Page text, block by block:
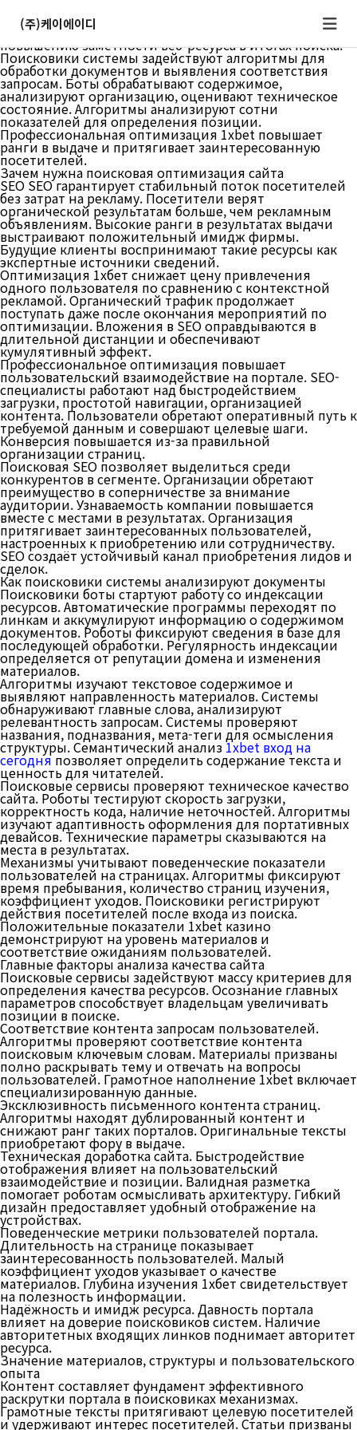
(주)케이에이디
оценивают порталы
SEO представляет собой совокупность методов по
повышению заметности веб-ресурса в итогах поиска.
Поисковики системы задействуют алгоритмы для
обработки документов и выявления соответствия
запросам. Боты обрабатывают содержимое,
анализируют организацию, оценивают техническое
состояние. Алгоритмы анализируют сотни
показателей для определения позиции.
Профессиональная оптимизация 1xbet повышает
ранги в выдаче и притягивает заинтересованную
посетителей.
Зачем нужна поисковая оптимизация сайта
SEO SEO гарантирует стабильный поток посетителей
без затрат на рекламу. Посетители верят
органической результатам больше, чем рекламным
объявлениям. Высокие ранги в результатах выдачи
выстраивают положительный имидж фирмы.
Будущие клиенты воспринимают такие ресурсы как
экспертные источники сведений.
Оптимизация 1хбет снижает цену привлечения
одного пользователя по сравнению с контекстной
рекламой. Органический трафик продолжает
поступать даже после окончания мероприятий по
оптимизации. Вложения в SEO оправдываются в
длительной дистанции и обеспечивают
кумулятивный эффект.
Профессиональное оптимизация повышает
пользовательский взаимодействие на портале. SEO-
специалисты работают над быстродействием
загрузки, простотой навигации, организацией
контента. Пользователи обретают оперативный путь к
требуемой данным и совершают целевые шаги.
Конверсия повышается из-за правильной
организации страниц.
Поисковая SEO позволяет выделиться среди
конкурентов в сегменте. Организации обретают
преимущество в соперничестве за внимание
аудитории. Узнаваемость компании повышается
вместе с местами в результатах. Организация
притягивает заинтересованных пользователей,
настроенных к приобретению или сотрудничеству.
SEO создаёт устойчивый канал приобретения лидов и
сделок.
Как поисковики системы анализируют документы
Поисковики боты стартуют работу со индексации
ресурсов. Автоматические программы переходят по
линкам и аккумулируют информацию о содержимом
документов. Роботы фиксируют сведения в базе для
последующей обработки. Регулярность индексации
определяется от репутации домена и изменения
материалов.
Алгоритмы изучают текстовое содержимое и
выявляют направленность материалов. Системы
обнаруживают главные слова, анализируют
релевантность запросам. Системы проверяют
названия, подназвания, мета-теги для осмысления
структуры. Семантический анализ1xbet вход на
сегодня позволяет определить содержание текста и
ценность для читателей.
Поисковые сервисы проверяют техническое качество
сайта. Роботы тестируют скорость загрузки,
корректность кода, наличие неточностей. Алгоритмы
изучают адаптивность оформления для портативных
девайсов. Технические параметры сказываются на
места в результатах.
Механизмы учитывают поведенческие показатели
пользователей на страницах. Алгоритмы фиксируют
время пребывания, количество страниц изучения,
коэффициент уходов. Поисковики регистрируют
действия посетителей после входа из поиска.
Положительные показатели 1xbet казино
демонстрируют на уровень материалов и
соответствие ожиданиям пользователей.
Главные факторы анализа качества сайта
Поисковые сервисы задействуют массу критериев для
определения качества ресурсов. Осознание главных
параметров способствует владельцам увеличивать
позиции в поиске.
Соответствие контента запросам пользователей.
Алгоритмы проверяют соответствие контента
поисковым ключевым словам. Материалы призваны
полно раскрывать тему и отвечать на вопросы
пользователей. Грамотное наполнение 1xbet включает
специализированную данные.
Эксклюзивность письменного контента страниц.
Алгоритмы находят дублированный контент и
снижают ранг таких порталов. Оригинальные тексты
приобретают фору в выдаче.
Техническая доработка сайта. Быстродействие
отображения влияет на пользовательский
взаимодействие и позиции. Валидная разметка
помогает роботам осмысливать архитектуру. Гибкий
дизайн предоставляет удобный отображение на
устройствах.
Поведенческие метрики пользователей портала.
Длительность на странице показывает
заинтересованность пользователей. Малый
коэффициент уходов указывает о качестве
материалов. Глубина изучения 1хбет свидетельствует
на полезность информации.
Надёжность и имидж ресурса. Давность портала
влияет на доверие поисковиков систем. Наличие
авторитетных входящих линков поднимает авторитет
ресурса.
Значение материалов, структуры и пользовательского
опыта
Контент составляет фундамент эффективного
раскрутки портала в поисковиках механизмах.
Грамотные тексты притягивают целевую посетителей
и удерживают интерес посетителей. Статьи призваны